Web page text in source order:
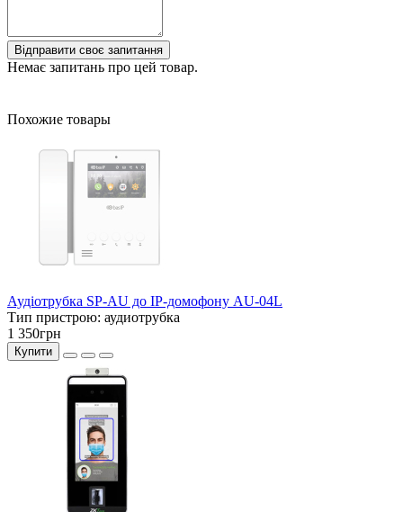
Відправити своє запитання
Немає запитань про цей товар.
Похожие товары
Аудіотрубка SP-AU до IP-домофону AU-04L
Тип пристрою: аудиотрубка
1 350грн
Купити